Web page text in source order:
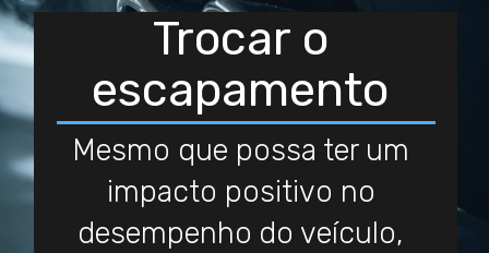
Mesmo que possa ter um
impacto positivo no
desempenho do veículo,
Trocar o
escapamento